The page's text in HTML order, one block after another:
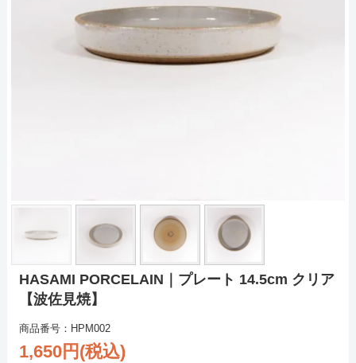
HASAMI PORCELAIN｜プレート 14.5cm クリア
【波佐見焼】
商品番号：HPM002
1,650円(税込)